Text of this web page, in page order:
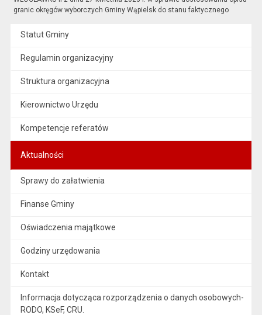
granic okręgów wyborczych Gminy Wąpielsk do stanu faktycznego
Statut Gminy
Regulamin organizacyjny
Struktura organizacyjna
Kierownictwo Urzędu
Kompetencje referatów
Aktualności
Sprawy do załatwienia
Finanse Gminy
Oświadczenia majątkowe
Godziny urzędowania
Kontakt
Informacja dotycząca rozporządzenia o danych osobowych-
RODO, KSeF, CRU.